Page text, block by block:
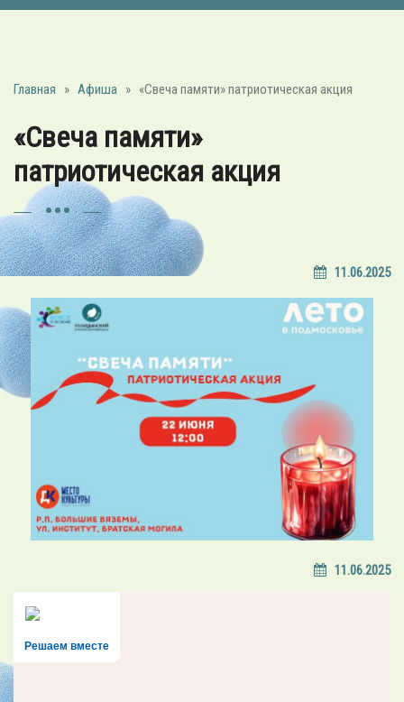
Главная » Афиша » «Свеча памяти» патриотическая акция
«Свеча памяти»
патриотическая акция
11.06.2025
11.06.2025
Решаем вместе